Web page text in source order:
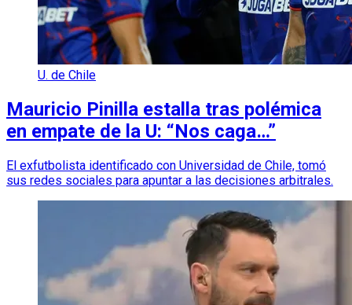
U. de Chile
Mauricio Pinilla estalla tras polémica
en empate de la U: “Nos caga…”
El exfutbolista identificado con Universidad de Chile, tomó
sus redes sociales para apuntar a las decisiones arbitrales.